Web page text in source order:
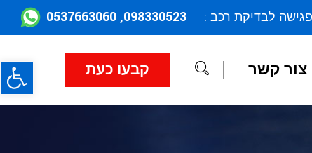
לבדיקת רכב : 098330523, 0537663060
צור קשר קבעו כעת